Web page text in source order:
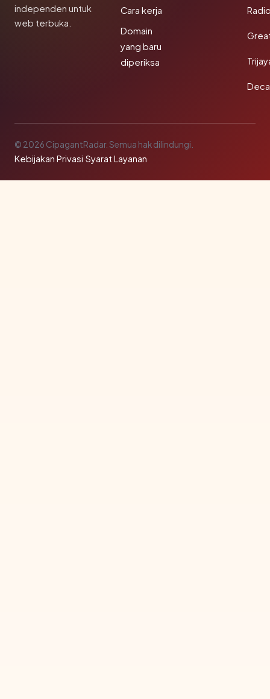
independen untuk
web terbuka.
Cara kerja
Domain
yang baru
diperiksa
© 2026 CipagantRadar. Semua hak dilindungi.
Kebijakan Privasi·Syarat Layanan